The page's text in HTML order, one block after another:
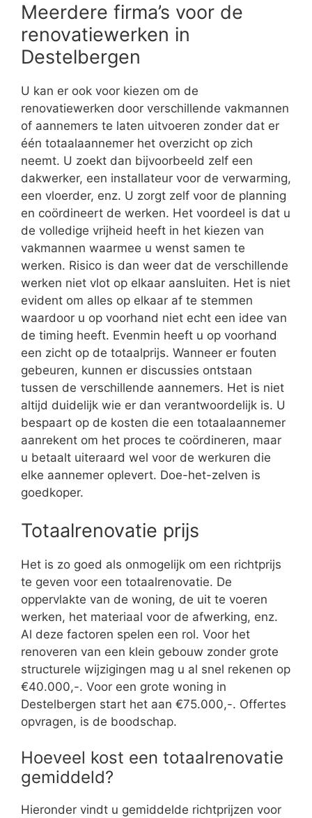
Meerdere firma’s voor de
renovatiewerken in
Destelbergen
U kan er ook voor kiezen om de
renovatiewerken door verschillende vakmannen
of aannemers te laten uitvoeren zonder dat er
één totaalaannemer het overzicht op zich
neemt. U zoekt dan bijvoorbeeld zelf een
dakwerker, een installateur voor de verwarming,
een vloerder, enz. U zorgt zelf voor de planning
en coördineert de werken. Het voordeel is dat u
de volledige vrijheid heeft in het kiezen van
vakmannen waarmee u wenst samen te
werken. Risico is dan weer dat de verschillende
werken niet vlot op elkaar aansluiten. Het is niet
evident om alles op elkaar af te stemmen
waardoor u op voorhand niet echt een idee van
de timing heeft. Evenmin heeft u op voorhand
een zicht op de totaalprijs. Wanneer er fouten
gebeuren, kunnen er discussies ontstaan
tussen de verschillende aannemers. Het is niet
altijd duidelijk wie er dan verantwoordelijk is. U
bespaart op de kosten die een totaalaannemer
aanrekent om het proces te coördineren, maar
u betaalt uiteraard wel voor de werkuren die
elke aannemer oplevert. Doe-het-zelven is
goedkoper.
Totaalrenovatie prijs
Het is zo goed als onmogelijk om een richtprijs
te geven voor een totaalrenovatie. De
oppervlakte van de woning, de uit te voeren
werken, het materiaal voor de afwerking, enz.
Al deze factoren spelen een rol. Voor het
renoveren van een klein gebouw zonder grote
structurele wijzigingen mag u al snel rekenen op
€40.000,-. Voor een grote woning in
Destelbergen start het aan €75.000,-. Offertes
opvragen, is de boodschap.
Hoeveel kost een totaalrenovatie
gemiddeld?
Hieronder vindt u gemiddelde richtprijzen voor